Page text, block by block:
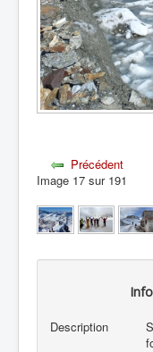
Précédent
Image 17 sur 191
Description